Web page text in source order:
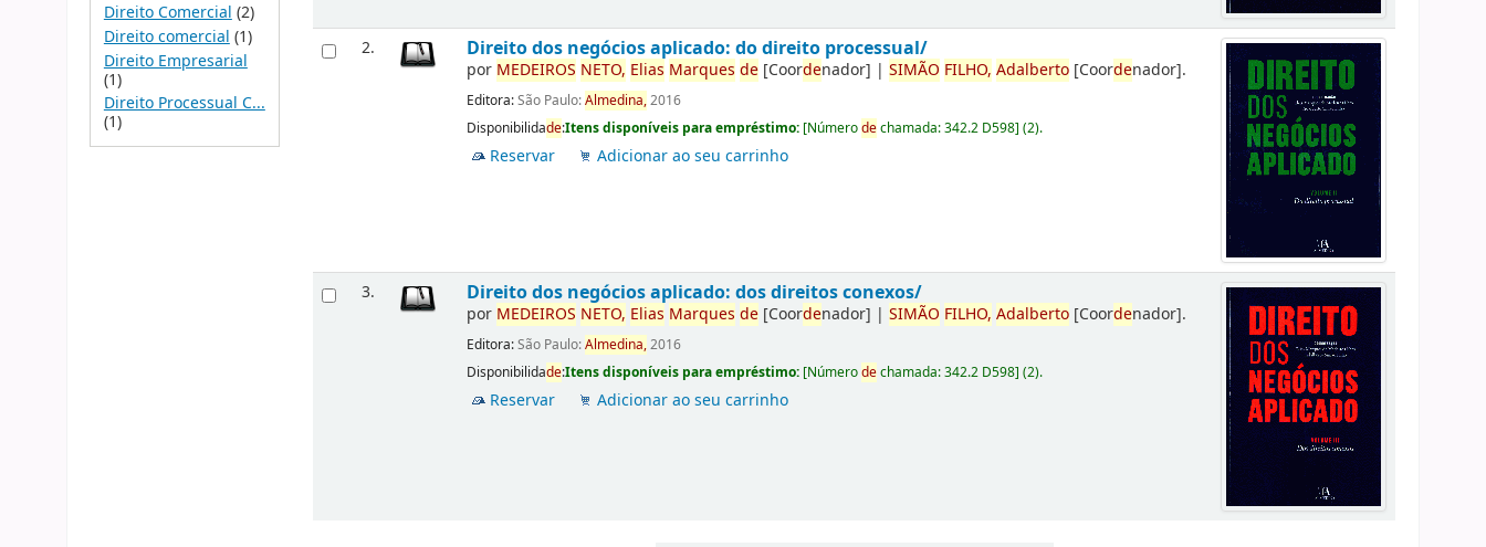
Direito Comercial (2)
Direito comercial (1)
Direito Empresarial
(1)
Direito Processual C...
(1)
2. Direito dos negócios aplicado: do direito processual/
por MEDEIROS NETO, Elias Marques de [Coordenador] |SIMÃO FILHO, Adalberto [Coordenador].
Editora:São Paulo:Almedina,2016
Disponibilidade:Itens disponíveis para empréstimo: [Númerodechamada:342.2 D598](2).
Reservar Adicionar ao seu carrinho
3. Direito dos negócios aplicado: dos direitos conexos/
por MEDEIROS NETO, Elias Marques de [Coordenador] |SIMÃO FILHO, Adalberto [Coordenador].
Editora:São Paulo:Almedina,2016
Disponibilidade:Itens disponíveis para empréstimo: [Númerodechamada:342.2 D598](2).
Reservar Adicionar ao seu carrinho